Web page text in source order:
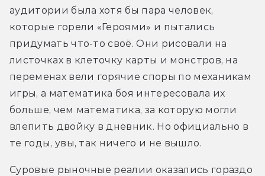
аудитории была хотя бы пара человек,
которые горели «Героями» и пытались
придумать что-то своё. Они рисовали на
листочках в клеточку карты и монстров, на
переменах вели горячие споры по механикам
игры, а математика боя интересовала их
больше, чем математика, за которую могли
влепить двойку в дневник. Но официально в
те годы, увы, так ничего и не вышло.
Суровые рыночные реалии оказались гораздо